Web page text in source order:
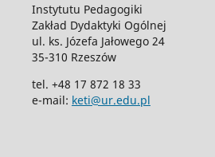
Instytutu Pedagogiki
Zakład Dydaktyki Ogólnej
ul. ks. Józefa Jałowego 24
35-310 Rzeszów
tel. +48 17 872 18 33
e-mail: keti@ur.edu.pl